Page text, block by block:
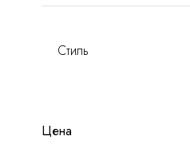
Акции
Калькулятор
info@truekuhni.ru
Стиль
Цена